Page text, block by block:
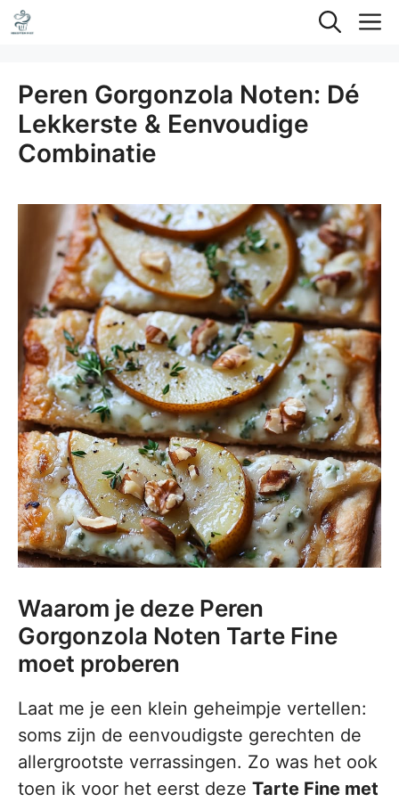
Ga
naar
inhoud
Peren Gorgonzola Noten: Dé
Lekkerste & Eenvoudige
Combinatie
Waarom je deze Peren
Gorgonzola Noten Tarte Fine
moet proberen
Laat me je een klein geheimpje vertellen:
soms zijn de eenvoudigste gerechten de
allergrootste verrassingen. Zo was het ook
toen ik voor het eerst deze Tarte Fine met